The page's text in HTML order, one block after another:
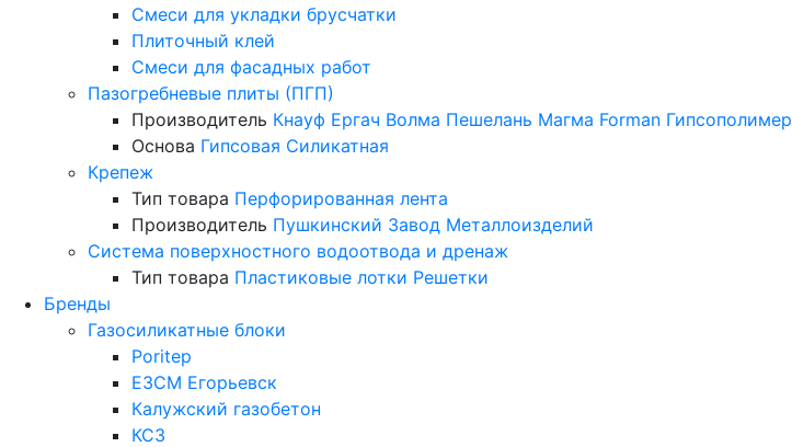
Смеси для укладки брусчатки
Плиточный клей
Смеси для фасадных работ
Пазогребневые плиты (ПГП)
Производитель Кнауф Ергач Волма Пешелань Магма Forman Гипсополимер
Основа Гипсовая Силикатная
Крепеж
Тип товара Перфорированная лента
Производитель Пушкинский Завод Металлоизделий
Система поверхностного водоотвода и дренаж
Тип товара Пластиковые лотки Решетки
Бренды
Газосиликатные блоки
Poritep
ЕЗСМ Егорьевск
Калужский газобетон
КСЗ